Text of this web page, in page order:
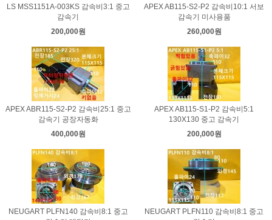
LS MSS1151A-003KS 감속비3:1 중고
감속기
200,000원
APEX AB115-S2-P2 감속비10:1 서보
감속기 미사용품
260,000원
APEX ABR115-S2-P2 감속비25:1 중고
감속기 공장자동화
400,000원
APEX AB115-S1-P2 감속비5:1
130X130 중고 감속기
200,000원
NEUGART PLFN140 감속비8:1 중고
NEUGART PLFN110 감속비8:1 중고